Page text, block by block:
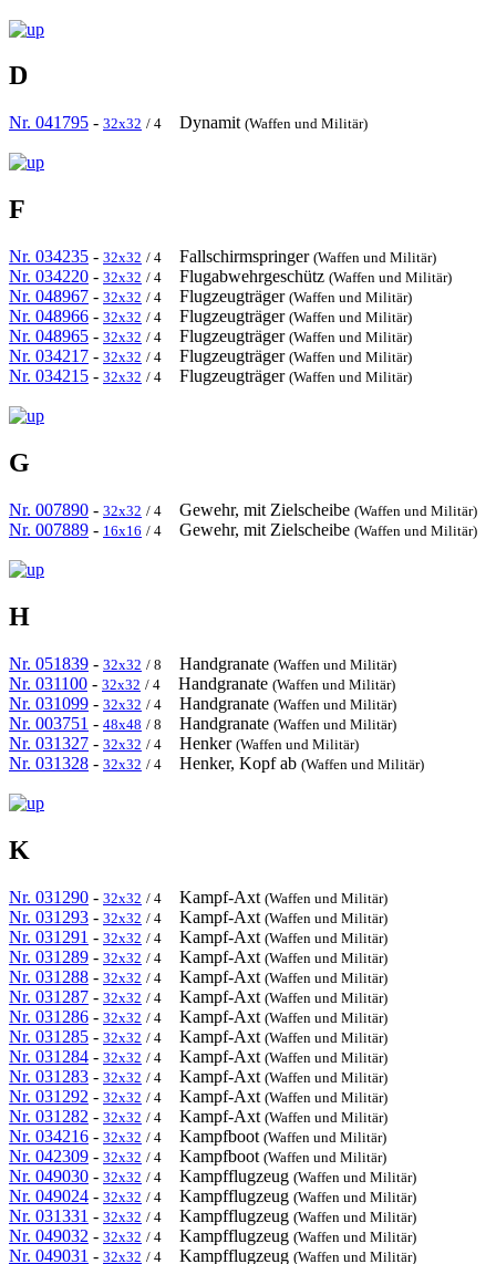
D
Nr. 041795 - 32x32 / 4 Dynamit (Waffen und Militär)
F
Nr. 034235 - 32x32 / 4 Fallschirmspringer (Waffen und Militär)
Nr. 034220 - 32x32 / 4 Flugabwehrgeschütz (Waffen und Militär)
Nr. 048967 - 32x32 / 4 Flugzeugträger (Waffen und Militär)
Nr. 048966 - 32x32 / 4 Flugzeugträger (Waffen und Militär)
Nr. 048965 - 32x32 / 4 Flugzeugträger (Waffen und Militär)
Nr. 034217 - 32x32 / 4 Flugzeugträger (Waffen und Militär)
Nr. 034215 - 32x32 / 4 Flugzeugträger (Waffen und Militär)
G
Nr. 007890 - 32x32 / 4 Gewehr, mit Zielscheibe (Waffen und Militär)
Nr. 007889 - 16x16 / 4 Gewehr, mit Zielscheibe (Waffen und Militär)
H
Nr. 051839 - 32x32 / 8 Handgranate (Waffen und Militär)
Nr. 031100 - 32x32 / 4 Handgranate (Waffen und Militär)
Nr. 031099 - 32x32 / 4 Handgranate (Waffen und Militär)
Nr. 003751 - 48x48 / 8 Handgranate (Waffen und Militär)
Nr. 031327 - 32x32 / 4 Henker (Waffen und Militär)
Nr. 031328 - 32x32 / 4 Henker, Kopf ab (Waffen und Militär)
K
Nr. 031290 - 32x32 / 4 Kampf-Axt (Waffen und Militär)
Nr. 031293 - 32x32 / 4 Kampf-Axt (Waffen und Militär)
Nr. 031291 - 32x32 / 4 Kampf-Axt (Waffen und Militär)
Nr. 031289 - 32x32 / 4 Kampf-Axt (Waffen und Militär)
Nr. 031288 - 32x32 / 4 Kampf-Axt (Waffen und Militär)
Nr. 031287 - 32x32 / 4 Kampf-Axt (Waffen und Militär)
Nr. 031286 - 32x32 / 4 Kampf-Axt (Waffen und Militär)
Nr. 031285 - 32x32 / 4 Kampf-Axt (Waffen und Militär)
Nr. 031284 - 32x32 / 4 Kampf-Axt (Waffen und Militär)
Nr. 031283 - 32x32 / 4 Kampf-Axt (Waffen und Militär)
Nr. 031292 - 32x32 / 4 Kampf-Axt (Waffen und Militär)
Nr. 031282 - 32x32 / 4 Kampf-Axt (Waffen und Militär)
Nr. 034216 - 32x32 / 4 Kampfboot (Waffen und Militär)
Nr. 042309 - 32x32 / 4 Kampfboot (Waffen und Militär)
Nr. 049030 - 32x32 / 4 Kampfflugzeug (Waffen und Militär)
Nr. 049024 - 32x32 / 4 Kampfflugzeug (Waffen und Militär)
Nr. 031331 - 32x32 / 4 Kampfflugzeug (Waffen und Militär)
Nr. 049032 - 32x32 / 4 Kampfflugzeug (Waffen und Militär)
Nr. 049031 - 32x32 / 4 Kampfflugzeug (Waffen und Militär)